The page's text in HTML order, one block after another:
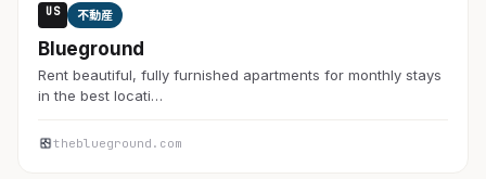
US 不動産
Blueground
Rent beautiful, fully furnished apartments for monthly stays
in the best locati…
theblueground.com